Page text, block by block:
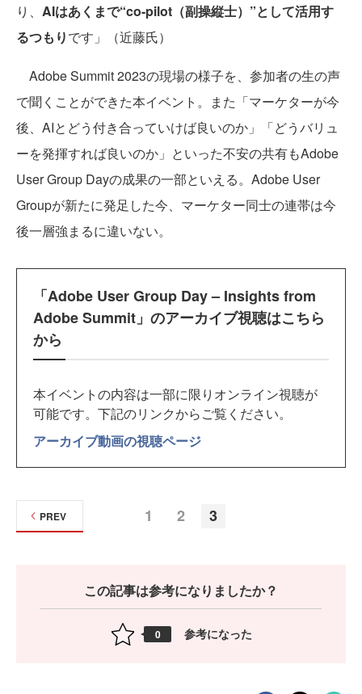
り、 AIはあくまで“co-pilot（副操縦士）”として活用す
るつもりです」（近藤氏）
Adobe Summit 2023の現場の様子を、参加者の生の声
で聞くことができた本イベント。また「マーケターが今
後、AIとどう付き合っていけば良いのか」「どうバリュ
ーを発揮すれば良いのか」といった不安の共有もAdobe
User Group Dayの成果の一部といえる。Adobe User
Groupが新たに発足した今、マーケター同士の連帯は今
後一層強まるに違いない。
「Adobe User Group Day – Insights from
Adobe Summit」のアーカイブ視聴はこちら
から
本イベントの内容は一部に限りオンライン視聴が
可能です。下記のリンクからご覧ください。
アーカイブ動画の視聴ページ
1 2 3
PREV
この記事は参考になりましたか？
0 参考になった